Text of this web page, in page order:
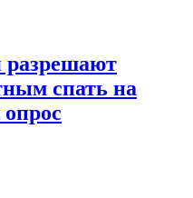
разрешают
спать на